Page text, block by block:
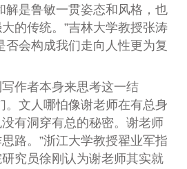
解是鲁敏一贯姿态和风格，也
的传统。”吉林大学教授张涛
否会构成我们走向人性更为复
者本身来思考这一结
。文人哪怕像谢老师在有总身
有洞穿有总的秘密。谢老师
路。”浙江大学教授翟业军指
究员徐刚认为谢老师其实就